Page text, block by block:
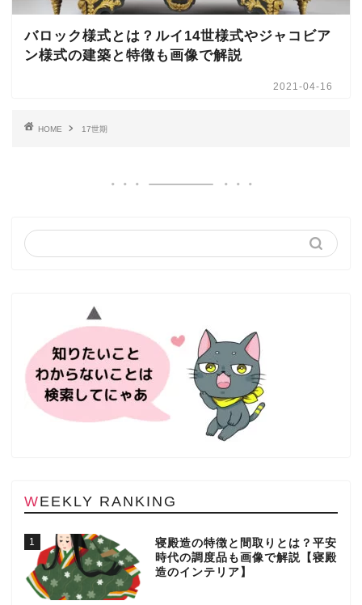
バロック様式とは？ルイ14世様式やジャコビア
ン様式の建築と特徴も画像で解説
2021-04-16
HOME 17世期
WEEKLY RANKING
1
寝殿造の特徴と間取りとは？平安
時代の調度品も画像で解説【寝殿
造のインテリア】